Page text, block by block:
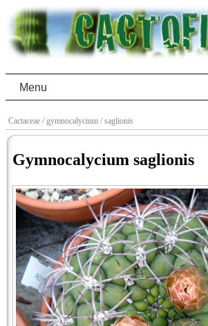
Menu
Cactaceae / gymnocalycium / saglionis
Gymnocalycium saglionis